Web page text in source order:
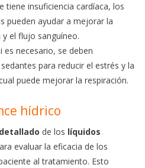
tiene insuficiencia cardíaca, los
pueden ayudar a mejorar la
el flujo sanguíneo.
es necesario, se deben
para reducir el estrés y la
puede mejorar la respiración.
hídrico
de los líquidos
evaluar la eficacia de los
al tratamiento. Esto